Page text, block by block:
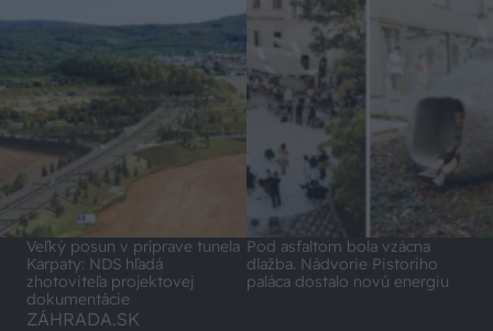
Veľký posun v príprave tunela
Karpaty: NDS hľadá
zhotoviteľa projektovej
dokumentácie
Pod asfaltom bola vzácna
dlažba. Nádvorie Pistoriho
paláca dostalo novú energiu
ZÁHRADA.SK